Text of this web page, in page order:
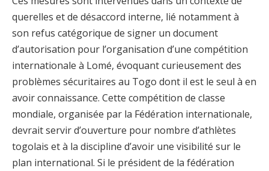
querelles et de désaccord interne, lié notamment à
son refus catégorique de signer un document
d’autorisation pour l’organisation d’une compétition
internationale à Lomé, évoquant curieusement des
problèmes sécuritaires au Togo dont il est le seul à en
avoir connaissance. Cette compétition de classe
mondiale, organisée par la Fédération internationale,
devrait servir d’ouverture pour nombre d’athlètes
togolais et à la discipline d’avoir une visibilité sur le
plan international. Si le président de la fédération